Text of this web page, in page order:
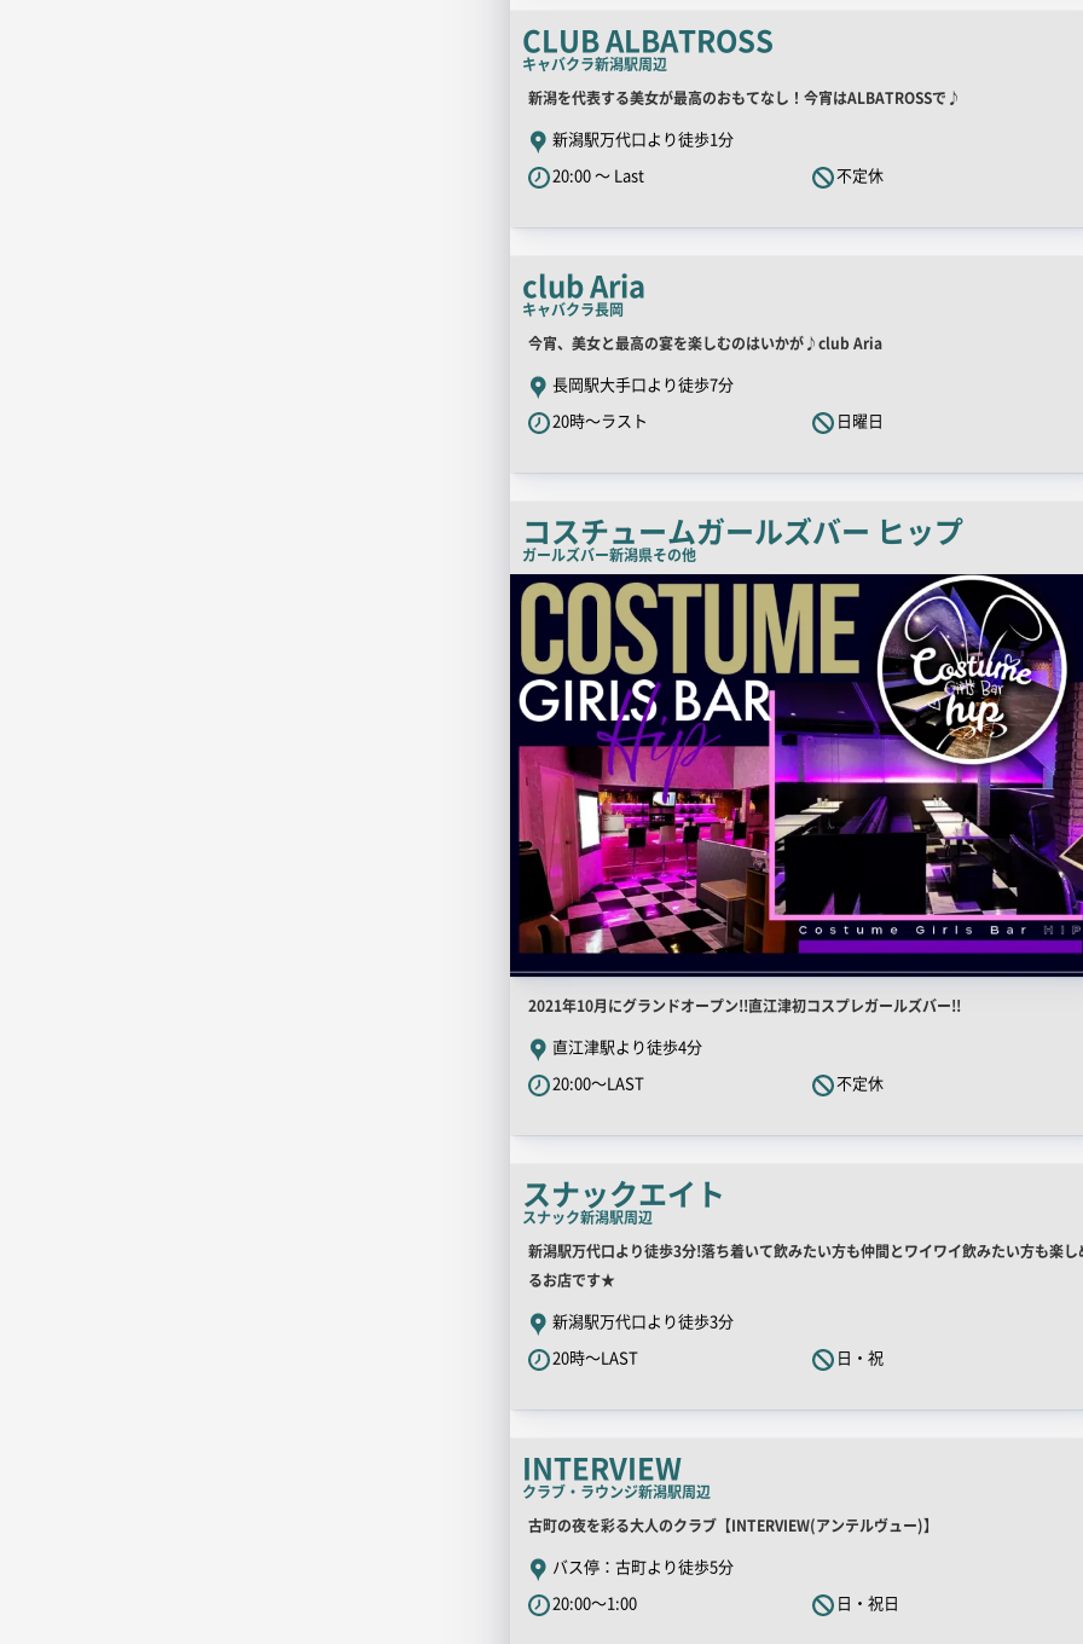
チ
コ
CLUB ALBATROSS
キャバクラ新潟駅周辺
店
舗
PR
キ
チ
コ
新潟を代表する美女が最高のおもてなし！今宵はALBATROSSで♪
新潟駅万代口より徒歩1分
20:00 ～ Last
不定休
club Aria
キャバクラ長岡
店
舗
PR
キ
チ
コ
ピ
ー
今宵、美女と最高の宴を楽しむのはいかが♪club Aria
長岡駅大手口より徒歩7分
20時～ラスト
日曜日
コスチュームガールズバー ヒップ
ガールズバー新潟県その他
店
舗
店
舗
PR
キ
チ
コ
2021年10月にグランドオープン!!直江津初コスプレガールズバー!!
直江津駅より徒歩4分
20:00～LAST
不定休
スナックエイト
スナック新潟駅周辺
店
舗
PR
キ
ャ
コ
ピ
新潟駅万代口より徒歩3分!落ち着いて飲みたい方も仲間とワイワイ飲みたい方も楽し
るお店です★
新潟駅万代口より徒歩3分
20時～LAST
日・祝
INTERVIEW
クラブ・ラウンジ新潟駅周辺
店
舗
PR
キ
古町の夜を彩る大人のクラブ【INTERVIEW(アンテルヴュー)】
バス停：古町より徒歩5分
20:00～1:00
日・祝日